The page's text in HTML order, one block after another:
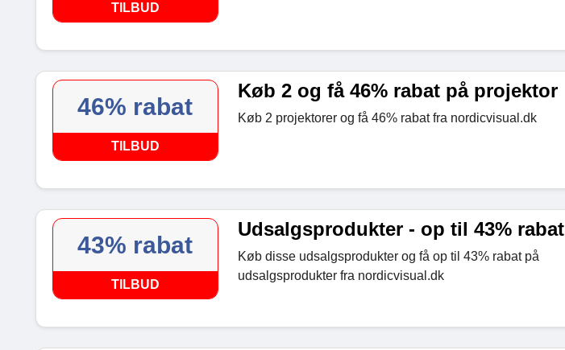
TILBUD
46% rabat
TILBUD
Køb 2 og få 46% rabat på projektor
Køb 2 projektorer og få 46% rabat fra nordicvisual.dk
43% rabat
TILBUD
Udsalgsprodukter - op til 43% rabat
Køb disse udsalgsprodukter og få op til 43% rabat på
udsalgsprodukter fra nordicvisual.dk